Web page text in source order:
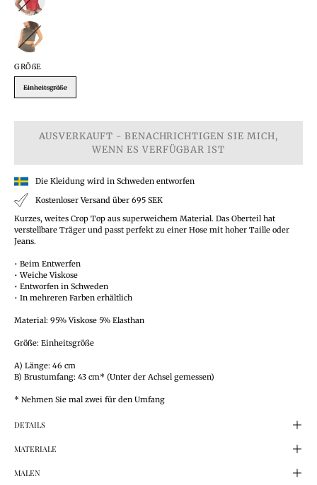
GRÖßE
Einheitsgröße
AUSVERKAUFT - BENACHRICHTIGEN SIE MICH,
WENN ES VERFÜGBAR IST
Die Kleidung wird in Schweden entworfen
Kostenloser Versand über 695 SEK
Kurzes, weites Crop Top aus superweichem Material. Das Oberteil hat
verstellbare Träger und passt perfekt zu einer Hose mit hoher Taille oder
Jeans.
• Beim Entwerfen
• Weiche Viskose
• Entworfen in Schweden
• In mehreren Farben erhältlich
Material: 95% Viskose 5% Elasthan
Größe: Einheitsgröße
A) Länge: 46 cm
B) Brustumfang: 43 cm* (Unter der Achsel gemessen)
* Nehmen Sie mal zwei für den Umfang
DETAILS
MATERIALE
MALEN